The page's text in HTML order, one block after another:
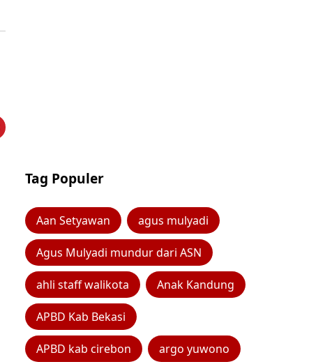
Tag Populer
Aan Setyawan agus mulyadi
Agus Mulyadi mundur dari ASN
ahli staff walikota Anak Kandung
APBD Kab Bekasi
APBD kab cirebon argo yuwono